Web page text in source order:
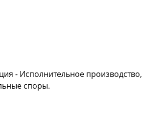
- Исполнительное
споры.